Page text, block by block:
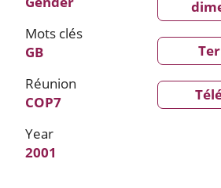
Mots clés
GB
Réunion
COP7
Year
2001